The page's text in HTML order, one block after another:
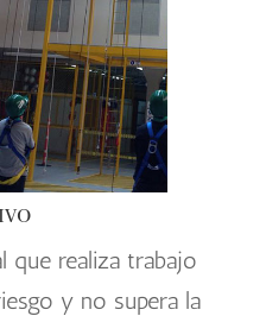
que realiza trabajo
y no supera la